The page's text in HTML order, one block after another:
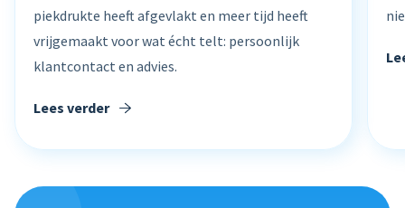
piekdrukte heeft afgevlakt en meer tijd heeft
vrijgemaakt voor wat écht telt: persoonlijk
klantcontact en advies.
Lees verder